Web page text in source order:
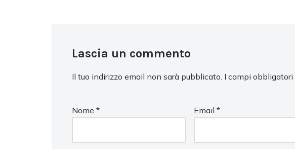
Lascia un commento
Il tuo indirizzo email non sarà pubblicato. I campi
Nome * Email*